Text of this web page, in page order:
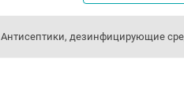
Антисептики, дезинфицирующие